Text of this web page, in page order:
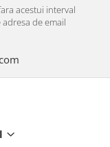
acestui interval
de email